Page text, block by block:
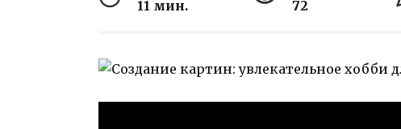
11 мин. 72